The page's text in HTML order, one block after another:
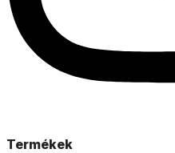
Termékek